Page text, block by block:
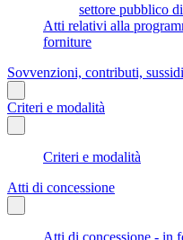
settore pubblico
Atti relativi alla
forniture
Sovvenzioni, contributi,
Criteri e modalità
Criteri e modalità
Atti di concessione
Atti di concessione - in